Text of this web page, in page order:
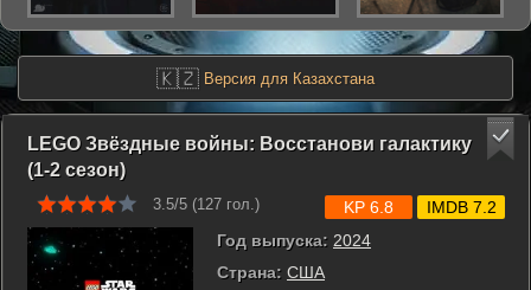
🇰🇿 Версия для Казахстана
LEGO Звёздные войны: Восстанови галактику
(1-2 сезон)
3.5/5 (127 гол.)
Год выпуска: 2024
Страна: США
KP 6.8 IMDB 7.2